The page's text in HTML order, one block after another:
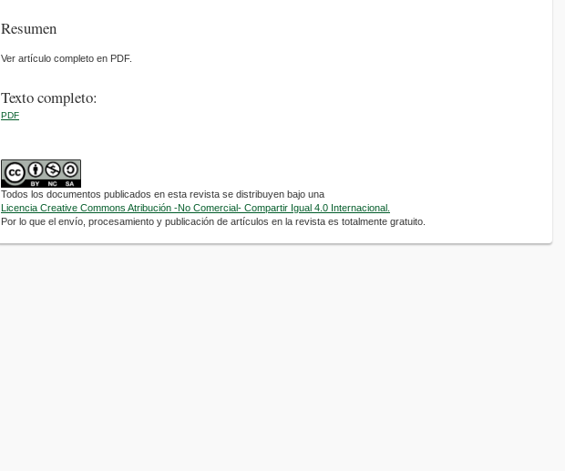
Resumen
Ver artículo completo en PDF.
Texto completo:
PDF
Todos los documentos publicados en esta revista se distribuyen bajo una
Licencia Creative Commons Atribución -No Comercial- Compartir Igual 4.0 Internacional.
Por lo que el envío, procesamiento y publicación de artículos en la revista es totalmente gratuito.